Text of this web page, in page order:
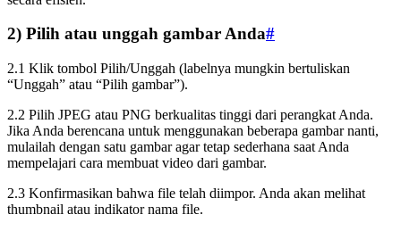
2) Pilih atau unggah gambar Anda#
2.1 Klik tombol Pilih/Unggah (labelnya mungkin bertuliskan
“Unggah” atau “Pilih gambar”).
2.2 Pilih JPEG atau PNG berkualitas tinggi dari perangkat Anda.
Jika Anda berencana untuk menggunakan beberapa gambar nanti,
mulailah dengan satu gambar agar tetap sederhana saat Anda
mempelajari cara membuat video dari gambar.
2.3 Konfirmasikan bahwa file telah diimpor. Anda akan melihat
thumbnail atau indikator nama file.